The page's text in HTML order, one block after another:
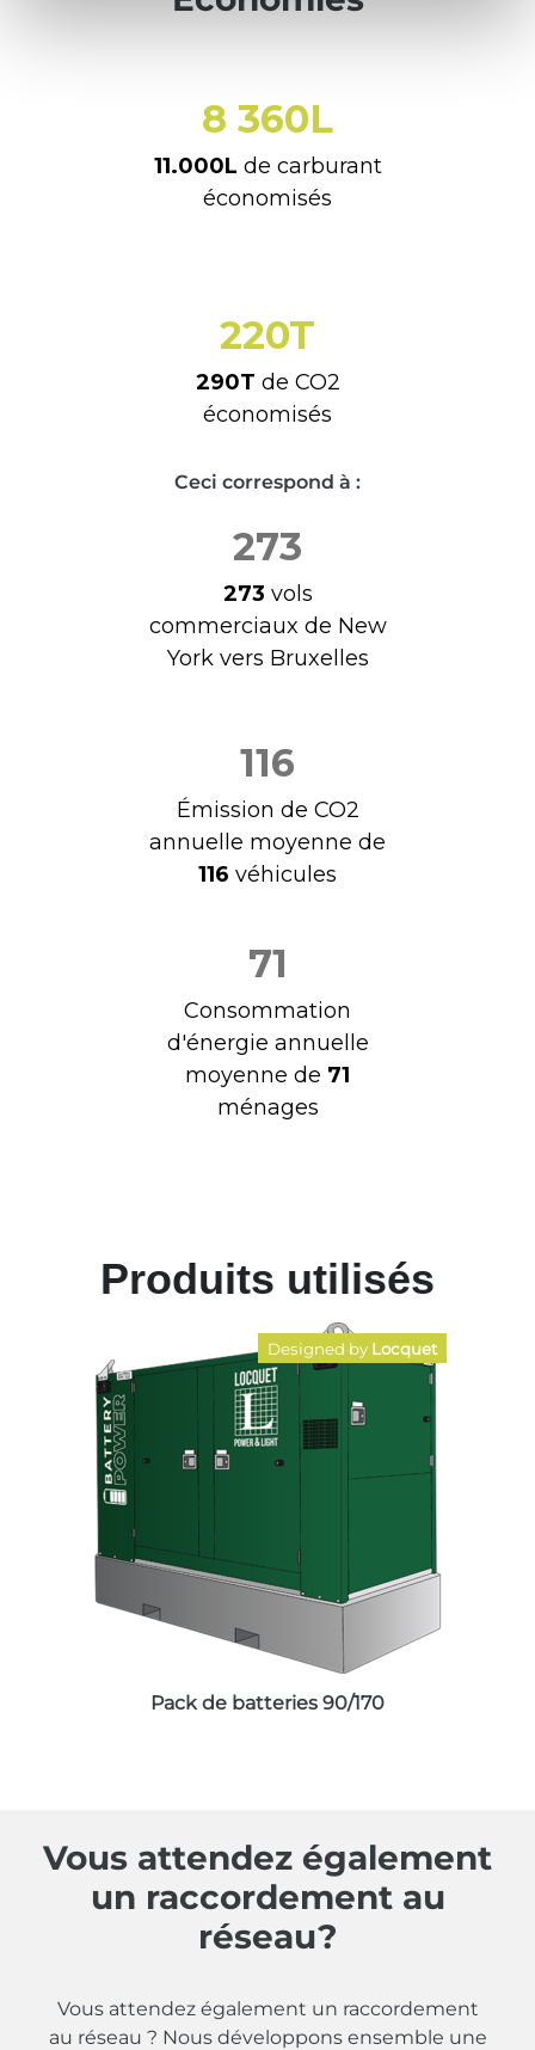
11 000L
11.000L de carburant
économisés
290T
290T de CO2
économisés
Ceci correspond à :
273
273 vols
commerciaux de New
York vers Bruxelles
116
Émission de CO2
annuelle moyenne de
116 véhicules
71
Consommation
d'énergie annuelle
moyenne de 71
ménages
Produits utilisés
Designed by Locquet
Pack de batteries 90/170
Vous attendez également
un raccordement au
réseau?
Vous attendez également un raccordement
au réseau ? Nous développons ensemble une